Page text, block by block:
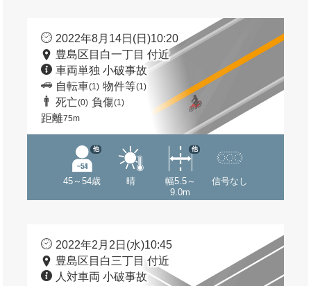
2022年8月14日(日)10:20
豊島区目白一丁目 付近
車両単独 小破事故
自転車(1) 物件等(1)
死亡(0) 負傷(1)
距離75m
45～54歳
他
晴
幅5.5～
9.0m
他
信号なし
2022年2月2日(水)10:45
豊島区目白三丁目 付近
人対車両 小破事故